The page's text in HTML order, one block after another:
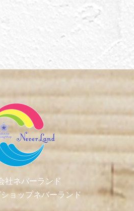
社ネバーランド
ョップネバーランド